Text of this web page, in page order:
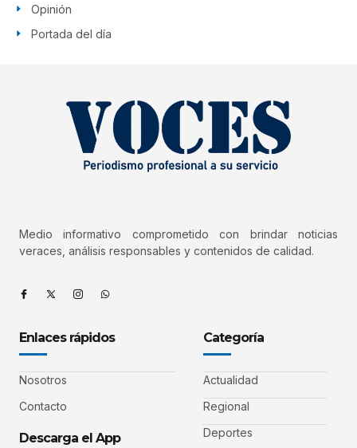
Opinión
Portada del día
Medio informativo comprometido con brindar noticias
veraces, análisis responsables y contenidos de calidad.
Enlaces rápidos
Nosotros
Contacto
Descarga el App
Categoría
Actualidad
Regional
Deportes